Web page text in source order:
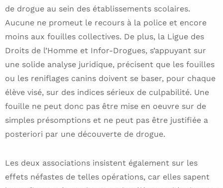
de drogue au sein des établissements scolaires.
Aucune ne promeut le recours à la police et encore
moins aux fouilles collectives. De plus, la Ligue des
Droits de l’Homme et Infor-Drogues, s’appuyant sur
une solide analyse juridique, précisent que les fouilles
ou les reniflages canins doivent se baser, pour chaque
élève visé, sur des indices sérieux de culpabilité. Une
fouille ne peut donc pas être mise en oeuvre sur de
simples présomptions et ne peut pas être justifiée a
posteriori par une découverte de drogue.
Les deux associations insistent également sur les
effets néfastes de telles opérations, car elles sapent